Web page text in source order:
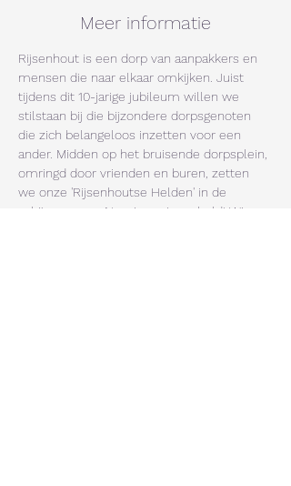
Meer informatie
Rijsenhout is een dorp van aanpakkers en
mensen die naar elkaar omkijken. Juist
tijdens dit 10-jarige jubileum willen we
stilstaan bij die bijzondere dorpsgenoten
die zich belangeloos inzetten voor een
ander. Midden op het bruisende dorpsplein,
omringd door vrienden en buren, zetten
we onze 'Rijsenhoutse Helden' in de
schijnwerpers. Nomineer jouw held! Wie